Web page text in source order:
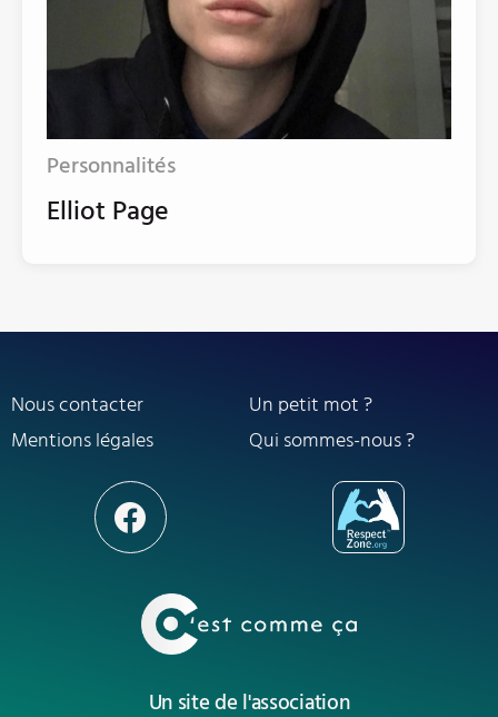
Personnalités
Elliot Page
Nous contacter
Un petit mot ?
Mentions légales
Qui sommes-nous ?
Un site de l'association